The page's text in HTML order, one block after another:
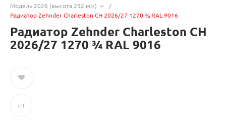
Модель 2026 (высота 252 мм)
/
Радиатор Zehnder Charleston CH 2026/27 1270 ¾ RAL 9016
Радиатор Zehnder Charleston CH
2026/27 1270 ¾ RAL 9016